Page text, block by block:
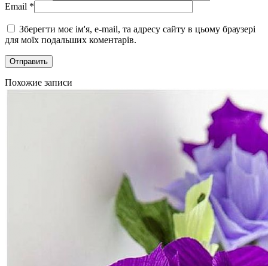
Email *
Зберегти моє ім'я, e-mail, та адресу сайту в цьому браузері
для моїх подальших коментарів.
Похожие записи